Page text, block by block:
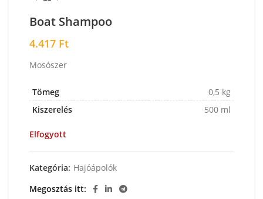
Boat Shampoo
4.417 Ft
Mosószer
Tömeg
0,5 kg
Kiszerelés
500 ml
Elfogyott
Kategória: Hajóápolók
Megosztás itt